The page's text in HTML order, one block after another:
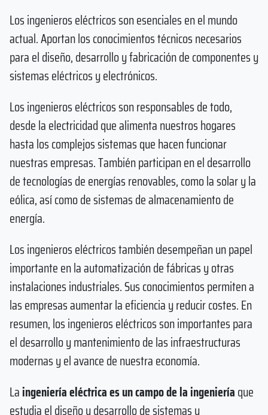
Los ingenieros eléctricos son esenciales en el mundo
actual. Aportan los conocimientos técnicos necesarios
para el diseño, desarrollo y fabricación de componentes y
sistemas eléctricos y electrónicos.
Los ingenieros eléctricos son responsables de todo,
desde la electricidad que alimenta nuestros hogares
hasta los complejos sistemas que hacen funcionar
nuestras empresas. También participan en el desarrollo
de tecnologías de energías renovables, como la solar y la
eólica, así como de sistemas de almacenamiento de
energía.
Los ingenieros eléctricos también desempeñan un papel
importante en la automatización de fábricas y otras
instalaciones industriales. Sus conocimientos permiten a
las empresas aumentar la eficiencia y reducir costes. En
resumen, los ingenieros eléctricos son importantes para
el desarrollo y mantenimiento de las infraestructuras
modernas y el avance de nuestra economía.
Laingeniería eléctricaes un campo de la ingenieríaque
estudia el diseño y desarrollo de sistemas y